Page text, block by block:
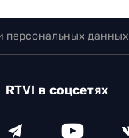
персональных данных
RTVI в соцсетях